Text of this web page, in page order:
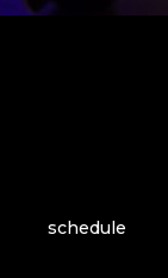
schedule